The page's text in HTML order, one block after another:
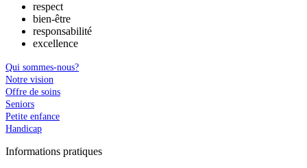
respect
bien-être
responsabilité
excellence
Qui sommes-nous?
Notre vision
Offre de soins
Seniors
Petite enfance
Handicap
Informations pratiques